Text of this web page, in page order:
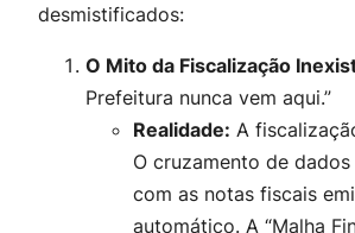
desmistificados:
O Mito da Fiscalização
Prefeitura nunca vem aqui.”
Realidade: A
O cruzamento de dados
com as notas fiscais
automático. A “Malha